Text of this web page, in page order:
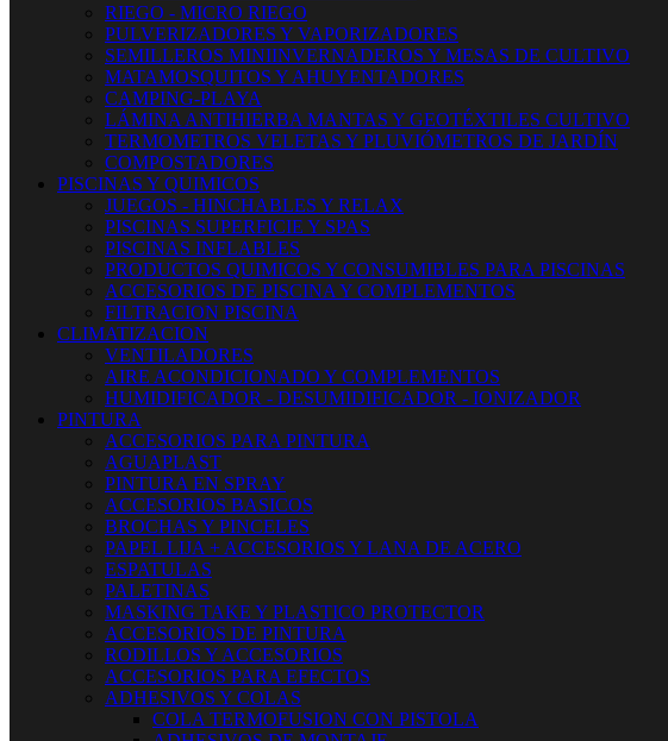
RIEGO - MICRO RIEGO
PULVERIZADORES Y VAPORIZADORES
SEMILLEROS MINIINVERNADEROS Y MESAS DE CULTIVO
MATAMOSQUITOS Y AHUYENTADORES
CAMPING-PLAYA
LÁMINA ANTIHIERBA MANTAS Y GEOTÉXTILES CULTIVO
TERMOMETROS VELETAS Y PLUVIÓMETROS DE JARDÍN
COMPOSTADORES
PISCINAS Y QUIMICOS
JUEGOS - HINCHABLES Y RELAX
PISCINAS SUPERFICIE Y SPAS
PISCINAS INFLABLES
PRODUCTOS QUIMICOS Y CONSUMIBLES PARA PISCINAS
ACCESORIOS DE PISCINA Y COMPLEMENTOS
FILTRACION PISCINA
CLIMATIZACION
VENTILADORES
AIRE ACONDICIONADO Y COMPLEMENTOS
HUMIDIFICADOR - DESUMIDIFICADOR - IONIZADOR
PINTURA
ACCESORIOS PARA PINTURA
AGUAPLAST
PINTURA EN SPRAY
ACCESORIOS BASICOS
BROCHAS Y PINCELES
PAPEL LIJA + ACCESORIOS Y LANA DE ACERO
ESPATULAS
PALETINAS
MASKING TAKE Y PLASTICO PROTECTOR
ACCESORIOS DE PINTURA
RODILLOS Y ACCESORIOS
ACCESORIOS PARA EFECTOS
ADHESIVOS Y COLAS
COLA TERMOFUSION CON PISTOLA